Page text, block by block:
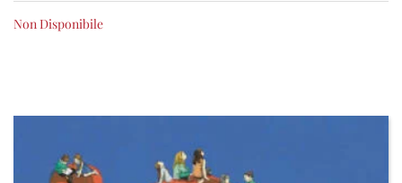
Non Disponibile